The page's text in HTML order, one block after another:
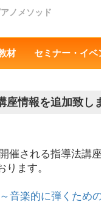
ノメソッド
材 セミナー・イベ
座情報を追加致し
催される指導法講
ます。
音楽的に弾くため